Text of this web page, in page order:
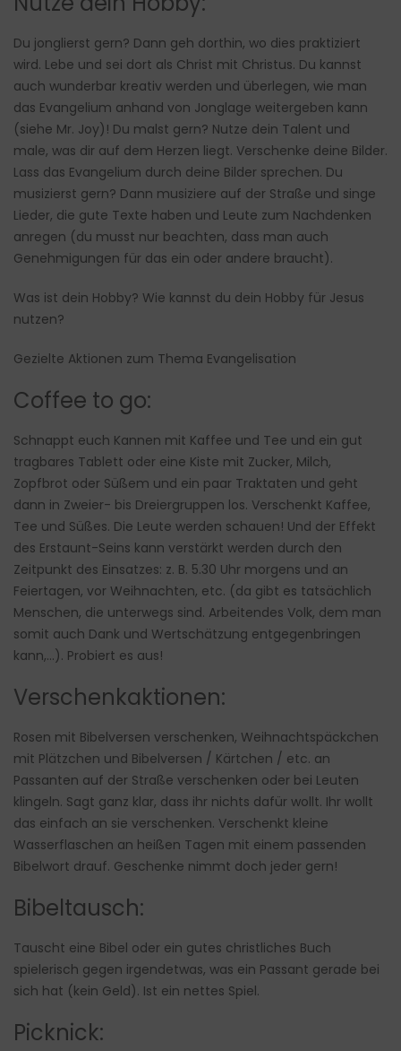
Du jonglierst gern? Dann geh dorthin, wo dies praktiziert
wird. Lebe und sei dort als Christ mit Christus. Du kannst
auch wunderbar kreativ werden und überlegen, wie man
das Evangelium anhand von Jonglage weitergeben kann
(siehe Mr. Joy)! Du malst gern? Nutze dein Talent und
male, was dir auf dem Herzen liegt. Verschenke deine Bilder.
Lass das Evangelium durch deine Bilder sprechen. Du
musizierst gern? Dann musiziere auf der Straße und singe
Lieder, die gute Texte haben und Leute zum Nachdenken
anregen (du musst nur beachten, dass man auch
Genehmigungen für das ein oder andere braucht).
Was ist dein Hobby? Wie kannst du dein Hobby für Jesus
nutzen?
Gezielte Aktionen zum Thema Evangelisation
Coffee to go:
Schnappt euch Kannen mit Kaffee und Tee und ein gut
tragbares Tablett oder eine Kiste mit Zucker, Milch,
Zopfbrot oder Süßem und ein paar Traktaten und geht
dann in Zweier- bis Dreiergruppen los. Verschenkt Kaffee,
Tee und Süßes. Die Leute werden schauen! Und der Effekt
des Erstaunt-Seins kann verstärkt werden durch den
Zeitpunkt des Einsatzes: z. B. 5.30 Uhr morgens und an
Feiertagen, vor Weihnachten, etc. (da gibt es tatsächlich
Menschen, die unterwegs sind. Arbeitendes Volk, dem man
somit auch Dank und Wertschätzung entgegenbringen
kann,…). Probiert es aus!
Verschenkaktionen:
Rosen mit Bibelversen verschenken, Weihnachtspäckchen
mit Plätzchen und Bibelversen / Kärtchen / etc. an
Passanten auf der Straße verschenken oder bei Leuten
klingeln. Sagt ganz klar, dass ihr nichts dafür wollt. Ihr wollt
das einfach an sie verschenken. Verschenkt kleine
Wasserflaschen an heißen Tagen mit einem passenden
Bibelwort drauf. Geschenke nimmt doch jeder gern!
Bibeltausch:
Tauscht eine Bibel oder ein gutes christliches Buch
spielerisch gegen irgendetwas, was ein Passant gerade bei
sich hat (kein Geld). Ist ein nettes Spiel.
Picknick: